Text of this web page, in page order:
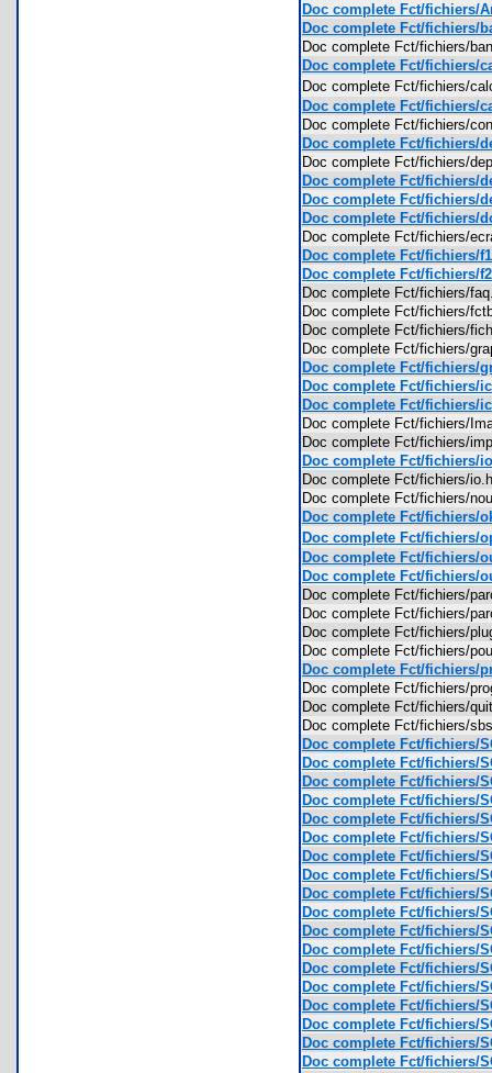
Doc complete Fct/fichiers/
Doc complete Fct/fichiers/
Doc complete Fct/fichiers/
Doc complete Fct/fichiers/
Doc complete Fct/fichiers/
Doc complete Fct/fichiers/
Doc complete Fct/fichiers/
Doc complete Fct/fichiers/
Doc complete Fct/fichiers/
Doc complete Fct/fichiers/
Doc complete Fct/fichiers/
Doc complete Fct/fichiers/
Doc complete Fct/fichiers/
Doc complete Fct/fichiers/
Doc complete Fct/fichiers/
Doc complete Fct/fichiers/
Doc complete Fct/fichiers/
Doc complete Fct/fichiers/
Doc complete Fct/fichiers/
Doc complete Fct/fichiers/
Doc complete Fct/fichiers/
Doc complete Fct/fichiers/
Doc complete Fct/fichiers/
Doc complete Fct/fichiers/
Doc complete Fct/fichiers/
Doc complete Fct/fichiers/
Doc complete Fct/fichiers/
Doc complete Fct/fichiers/
Doc complete Fct/fichiers/
Doc complete Fct/fichiers/
Doc complete Fct/fichiers/
Doc complete Fct/fichiers/
Doc complete Fct/fichiers/
Doc complete Fct/fichiers/
Doc complete Fct/fichiers/
Doc complete Fct/fichiers/
Doc complete Fct/fichiers/
Doc complete Fct/fichiers/
Doc complete Fct/fichiers/
Doc complete Fct/fichiers/
Doc complete Fct/fichiers/
Doc complete Fct/fichiers/
Doc complete Fct/fichiers/
Doc complete Fct/fichiers/
Doc complete Fct/fichiers/
Doc complete Fct/fichiers/
Doc complete Fct/fichiers/
Doc complete Fct/fichiers/
Doc complete Fct/fichiers/
Doc complete Fct/fichiers/
Doc complete Fct/fichiers/
Doc complete Fct/fichiers/
Doc complete Fct/fichiers/
Doc complete Fct/fichiers/
Doc complete Fct/fichiers/
Doc complete Fct/fichiers/
Doc complete Fct/fichiers/